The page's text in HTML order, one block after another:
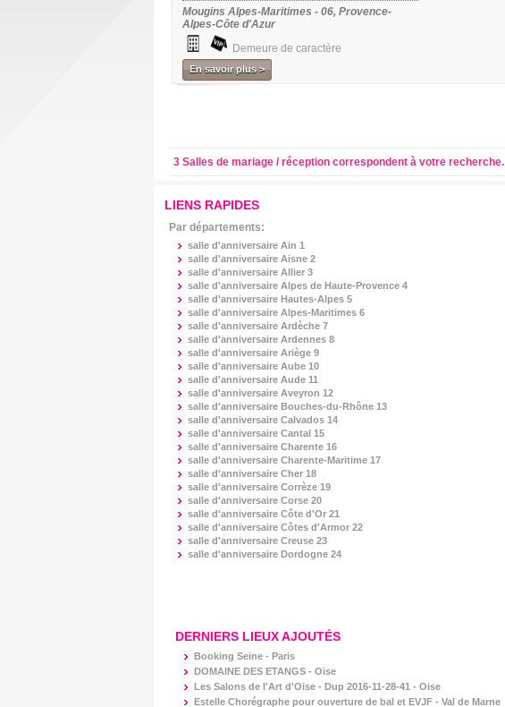
Mougins Alpes-Maritimes - 06, Provence-
Alpes-Côte d'Azur
Demeure de caractère
En savoir plus >
3 Salles de mariage / réception correspondent à votre recherche.
LIENS RAPIDES
Par départements:
salle d'anniversaire Ain 1
salle d'anniversaire Aisne 2
salle d'anniversaire Allier 3
salle d'anniversaire Alpes de Haute-Provence 4
salle d'anniversaire Hautes-Alpes 5
salle d'anniversaire Alpes-Maritimes 6
salle d'anniversaire Ardèche 7
salle d'anniversaire Ardennes 8
salle d'anniversaire Ariège 9
salle d'anniversaire Aube 10
salle d'anniversaire Aude 11
salle d'anniversaire Aveyron 12
salle d'anniversaire Bouches-du-Rhône 13
salle d'anniversaire Calvados 14
salle d'anniversaire Cantal 15
salle d'anniversaire Charente 16
salle d'anniversaire Charente-Maritime 17
salle d'anniversaire Cher 18
salle d'anniversaire Corrèze 19
salle d'anniversaire Corse 20
salle d'anniversaire Côte d'Or 21
salle d'anniversaire Côtes d'Armor 22
salle d'anniversaire Creuse 23
salle d'anniversaire Dordogne 24
DERNIERS LIEUX AJOUTÉS
Booking Seine - Paris
DOMAINE DES ETANGS - Oise
Les Salons de l'Art d'Oise - Dup 2016-11-28-41 - Oise
Estelle Chorégraphe pour ouverture de bal et EVJF - Val de Marne